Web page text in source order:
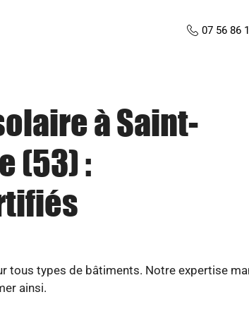
07 56 86
à Saint-
(53) :
tous types de bâtiments. Notre expertise
ainsi.